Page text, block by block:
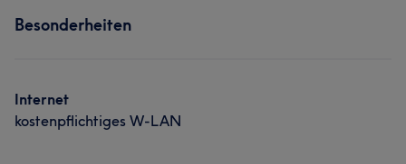
Besonderheiten
Internet
kostenpflichtiges W-LAN